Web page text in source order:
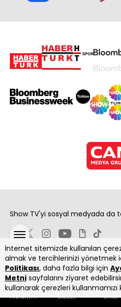
ANASAYFA DİZİLER CANLI
İnternet sitemizde kullanılan
almak ve tercihlerinizi yönetmek
Politikası, daha fazla bilgi için
Metni sayfalarını ziyaret
kullanarak çerezleri kullanmamızı
Show TV'yi sosyal medyada da
Copyright 2026 Show Televizyon